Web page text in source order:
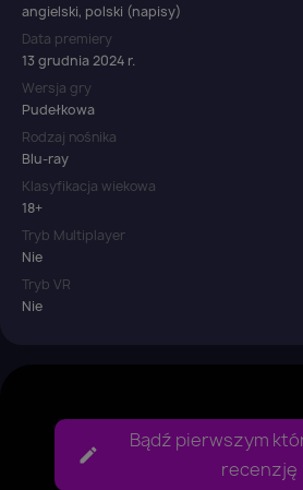
angielski, polski (napisy)
Data premiery
13 grudnia 2024 r.
Wersja gry
Pudełkowa
Rodzaj nośnika
Blu-ray
Klasyfikacja wiekowa
18+
Tryb Multiplayer
Nie
Tryb VR
Nie
Bądź pierwszym
recenzję